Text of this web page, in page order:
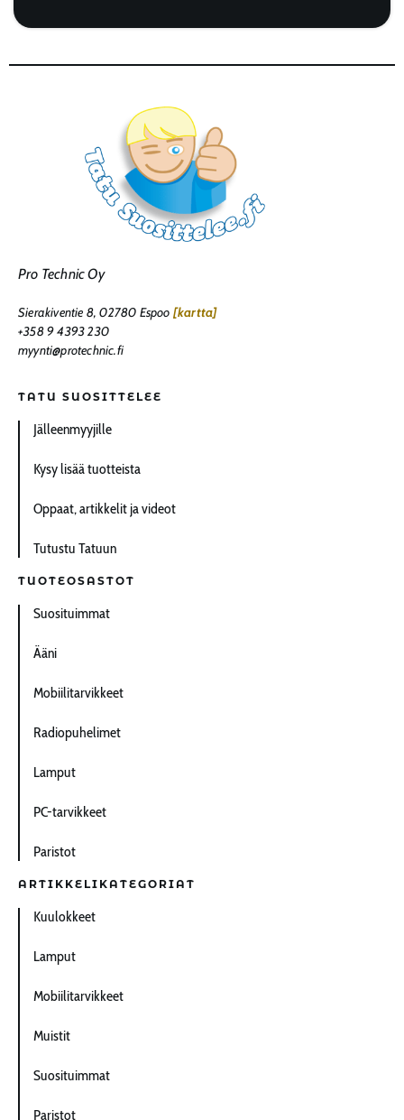
Pro Technic Oy
Sierakiventie 8, 02780 Espoo [kartta]
+358 9 4393 230
myynti@protechnic.fi
TATU SUOSITTELEE
Jälleenmyyjille
Kysy lisää tuotteista
Oppaat, artikkelit ja videot
Tutustu Tatuun
TUOTEOSASTOT
Suosituimmat
Ääni
Mobiilitarvikkeet
Radiopuhelimet
Lamput
PC-tarvikkeet
Paristot
ARTIKKELIKATEGORIAT
Kuulokkeet
Lamput
Mobiilitarvikkeet
Muistit
Suosituimmat
Paristot